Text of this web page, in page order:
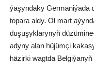
ýaşyndaky Germaniýada
topara aldy. Ol mart
duşuşyklarynyň
adyny alan hüjümçi
häzirki wagtda